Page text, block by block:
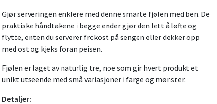
Gjør serveringen enklere med denne smarte fjølen med ben. De
praktiske håndtakene i begge ender gjør den lett å løfte og
flytte, enten du serverer frokost på sengen eller dekker opp
med ost og kjeks foran peisen.
Fjølen er laget av naturlig tre, noe som gir hvert produkt et
unikt utseende med små variasjoner i farge og mønster.
Detaljer: